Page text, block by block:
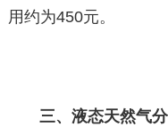
用约为450元。
三、液态天然气